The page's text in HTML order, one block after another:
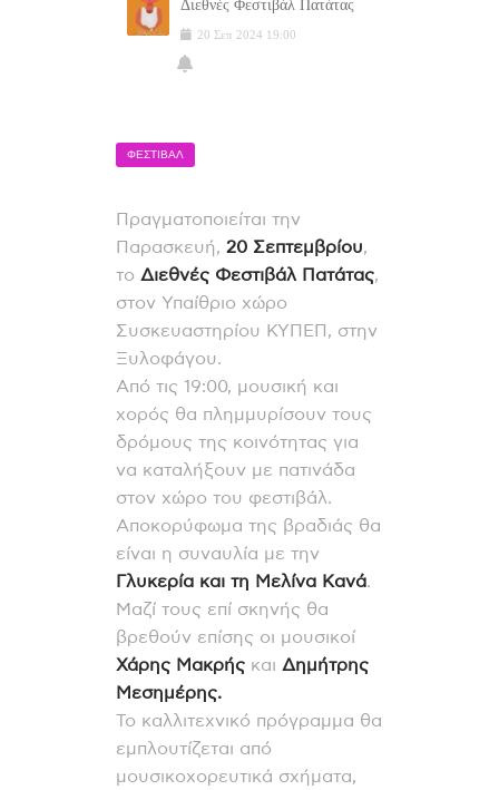
Διεθνές Φεστιβάλ Πατάτας
20 Σεπ 2024 19:00
ΦΕΣΤΙΒΑΛ
Πραγματοποιείται την
Παρασκευή, 20 Σεπτεμβρίου,
το Διεθνές Φεστιβάλ Πατάτας,
στον Υπαίθριο χώρο
Συσκευαστηρίου ΚΥΠΕΠ, στην
Ξυλοφάγου.
Από τις 19:00, μουσική και
χορός θα πλημμυρίσουν τους
δρόμους της κοινότητας για
να καταλήξουν με πατινάδα
στον χώρο του φεστιβάλ.
Αποκορύφωμα της βραδιάς θα
είναι η συναυλία με την
Γλυκερία και τη Μελίνα Κανά.
Μαζί τους επί σκηνής θα
βρεθούν επίσης οι μουσικοί
Χάρης Μακρής και Δημήτρης
Μεσημέρης.
Το καλλιτεχνικό πρόγραμμα θα
εμπλουτίζεται από
μουσικοχορευτικά σχήματα,